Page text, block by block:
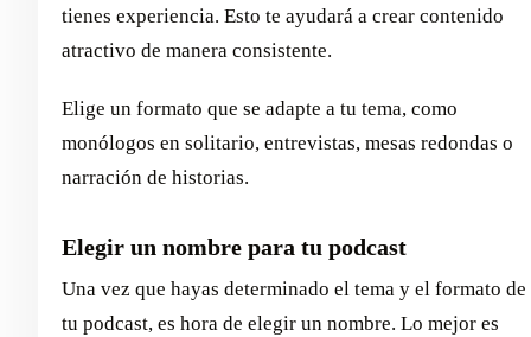
tienes experiencia. Esto te ayudará a crear contenido
atractivo de manera consistente.
Elige un formato que se adapte a tu tema, como
monólogos en solitario, entrevistas, mesas redondas o
narración de historias.
Elegir un nombre para tu podcast
Una vez que hayas determinado el tema y el formato de
tu podcast, es hora de elegir un nombre. Lo mejor es